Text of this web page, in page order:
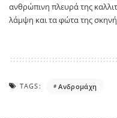
ανθρώπινη πλευρά της
λάμψη και τα φώτα της
TAGS: Ανδρομάχη